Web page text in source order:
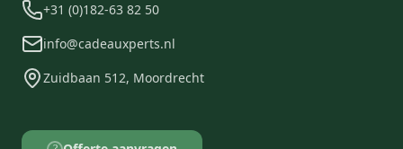
+31 (0)182-63 82 50
info@cadeauxperts.nl
Zuidbaan 512, Moordrecht